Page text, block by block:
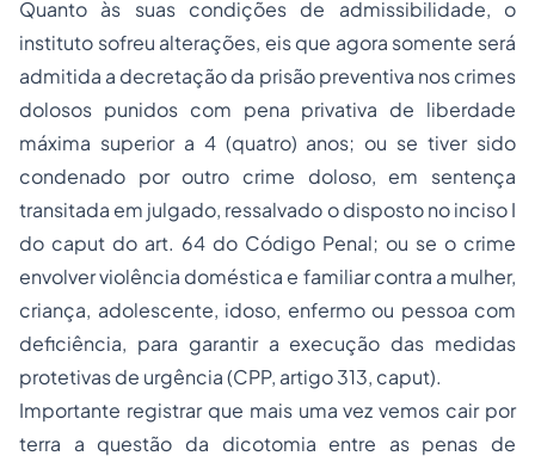
Quanto às suas condições de admissibilidade, o
instituto sofreu alterações, eis que agora somente será
admitida a decretação da prisão preventiva nos crimes
dolosos punidos com pena privativa de liberdade
máxima superior a 4 (quatro) anos; ou se tiver sido
condenado por outro crime doloso, em sentença
transitada em julgado, ressalvado o disposto no inciso I
do caput do art. 64 do Código Penal; ou se o crime
envolver violência doméstica e familiar contra a mulher,
criança, adolescente, idoso, enfermo ou pessoa com
deficiência, para garantir a execução das medidas
protetivas de urgência (CPP, artigo 313, caput).
Importante registrar que mais uma vez vemos cair por
terra a questão da dicotomia entre as penas de